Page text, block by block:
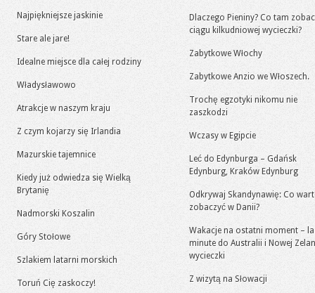
Najpiękniejsze jaskinie
Stare ale jare!
Idealne miejsce dla całej rodziny
Władysławowo
Atrakcje w naszym kraju
Z czym kojarzy się Irlandia
Mazurskie tajemnice
Kiedy już odwiedza się Wielką
Brytanię
Nadmorski Koszalin
Góry Stołowe
Szlakiem latarni morskich
Toruń Cię zaskoczy!
Dlaczego Pieniny? Co tam
ciągu kilkudniowej wycieczki?
Zabytkowe Włochy
Zabytkowe Anzio we Włoszech.
Trochę egzotyki nikomu nie
zaszkodzi
Wczasy w Egipcie
Leć do Edynburga – Gdańsk
Edynburg, Kraków Edynburg
Odkrywaj Skandynawię: Co
zobaczyć w Danii?
Wakacje na ostatni moment –
minute do Australii i Nowej
wycieczki
Z wizytą na Słowacji